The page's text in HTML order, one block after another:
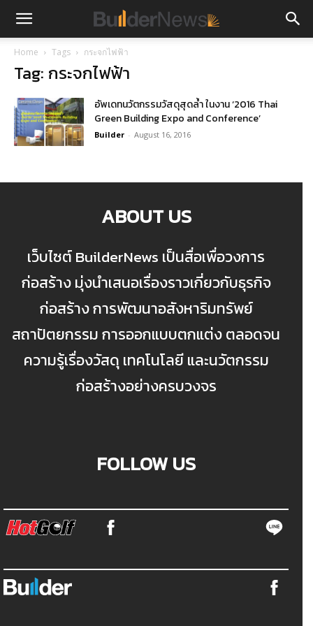
Home Tags กระจกไฟฟ้า
Tag: กระจกไฟฟ้า
อัพเดทนวัตกรรมวัสดุสุดล้ำ ในงาน ‘2016 Thai
Green Building Expo and Conference’
Builder - August 16, 2016
ABOUT US
เว็บไซต์ BuilderNews เป็นสื่อเพื่อวงการ
ก่อสร้าง มุ่งนำเสนอเรื่องราวเกี่ยวกับธุรกิจ
ก่อสร้าง การพัฒนาอสังหาริมทรัพย์
สถาปัตยกรรม การออกแบบตกแต่ง ตลอดจน
ความรู้เรื่องวัสดุ เทคโนโลยี และนวัตกรรม
ก่อสร้างอย่างครบวงจร
FOLLOW US